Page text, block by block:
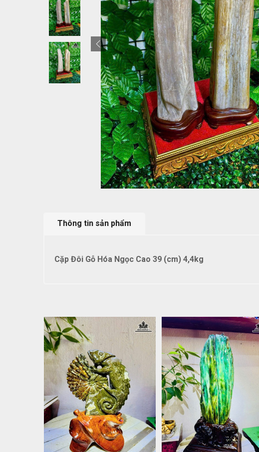
Thông tin sản phẩm
Cặp Đôi Gỗ Hóa Ngọc Cao 39 (cm) 4,4kg